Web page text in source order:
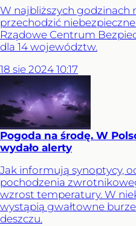
W najbliższych godzinach
przechodzić
Rządowe Centrum
dla 14 województw.
18 sie 2024 10:17
Pogoda na środę. W
wydało alerty
Jak informują synoptycy,
pochodzenia
wzrost temperatury. W
wystąpią gwałtowne
deszczu.